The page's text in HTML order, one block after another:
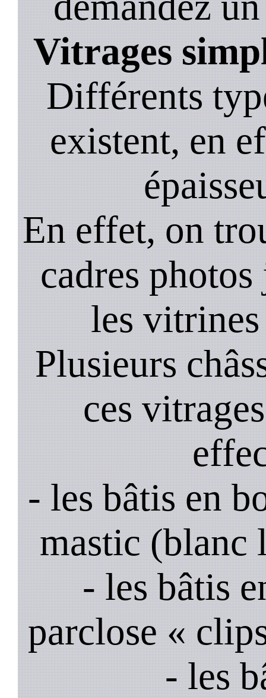
Vitrages
Différents
existent, en
En effet, on
cadres
les
Plusieurs
ces
- les bâtis en
mastic (blanc
- les bâtis
parclose «
- les